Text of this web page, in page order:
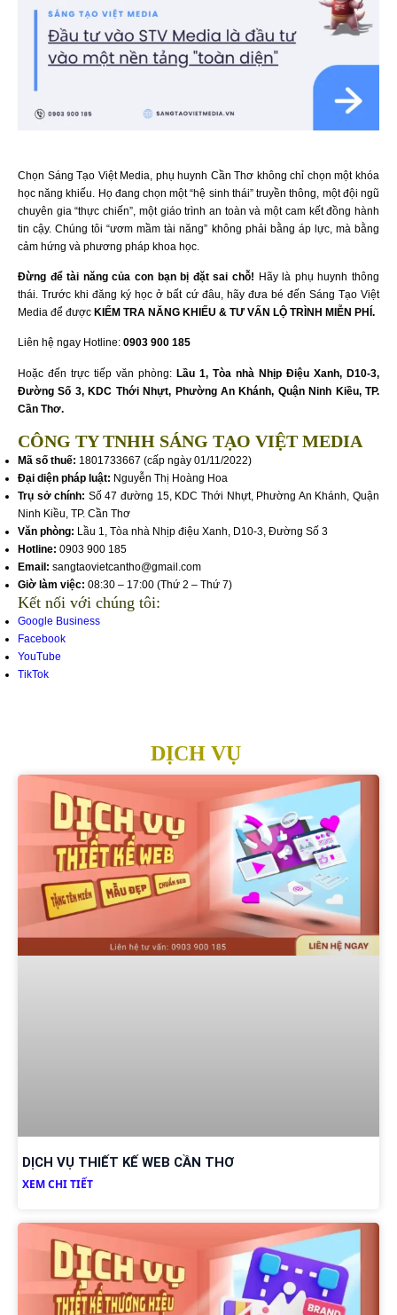
Chọn Sáng Tạo Việt Media, phụ huynh Cần Thơ không chỉ chọn một khóa
học năng khiếu. Họ đang chọn một “hệ sinh thái” truyền thông, một đội ngũ
chuyên gia “thực chiến”, một giáo trình an toàn và một cam kết đồng hành
tin cậy. Chúng tôi “ươm mầm tài năng” không phải bằng áp lực, mà bằng
cảm hứng và phương pháp khoa học.
Đừng để tài năng của con bạn bị đặt sai chỗ! Hãy là phụ huynh thông
thái. Trước khi đăng ký học ở bất cứ đâu, hãy đưa bé đến Sáng Tạo Việt
Media để được KIỂM TRA NĂNG KHIẾU & TƯ VẤN LỘ TRÌNH MIỄN PHÍ.
Liên hệ ngay Hotline: 0903 900 185
Hoặc đến trực tiếp văn phòng: Lầu 1, Tòa nhà Nhịp Điệu Xanh, D10-3,
Đường Số 3, KDC Thới Nhựt, Phường An Khánh, Quận Ninh Kiều, TP.
Cần Thơ.
CÔNG TY TNHH SÁNG TẠO VIỆT MEDIA
Mã số thuế: 1801733667 (cấp ngày 01/11/2022)
Đại diện pháp luật: Nguyễn Thị Hoàng Hoa
Trụ sở chính: Số 47 đường 15, KDC Thới Nhựt, Phường An Khánh, Quận
Ninh Kiều, TP. Cần Thơ
Văn phòng: Lầu 1, Tòa nhà Nhịp điệu Xanh, D10-3, Đường Số 3
Hotline: 0903 900 185
Email: sangtaovietcantho@gmail.com
Giờ làm việc: 08:30 – 17:00 (Thứ 2 – Thứ 7)
Kết nối với chúng tôi:
Google Business
Facebook
YouTube
TikTok
DỊCH VỤ
DỊCH VỤ THIẾT KẾ WEB CẦN THƠ
XEM CHI TIẾT